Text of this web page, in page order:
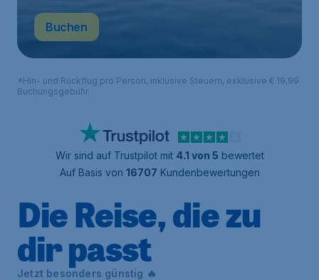
Buchen
*Hin- und Rückflug pro Person, inklusive Steuern, exklusive € 19,99
Buchungsgebühr.
Wir sind auf Trustpilot mit 4.1 von 5 bewertet
Auf Basis von 16707 Kundenbewertungen
Die Reise, die zu
dir passt
Jetzt besonders günstig 🔥